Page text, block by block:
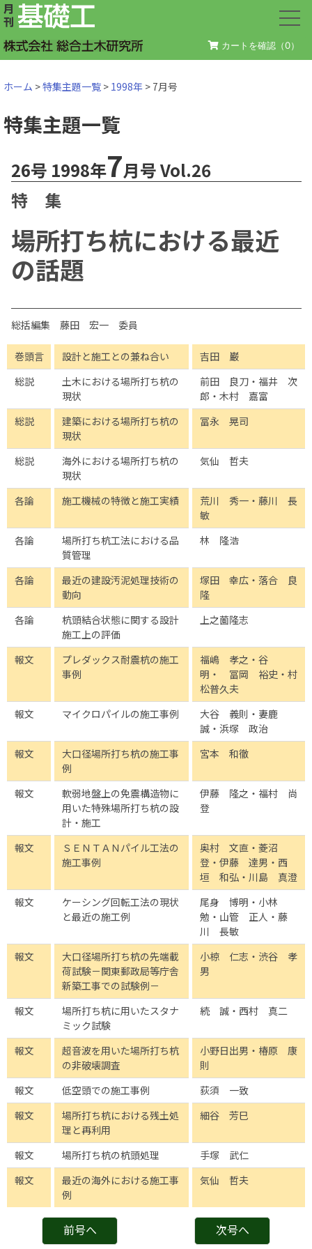
カートを確認（0）
ホーム >特集主題一覧 > 1998年 > 7月号
特集主題一覧
26号 1998年7月号 Vol.26
特 集
場所打ち杭における最近
の話題
総括編集 藤田 宏一 委員
巻頭言 設計と施工との兼ね合い
吉田 巌
総説
土木における場所打ち杭の
現状
前田 良刀・福井 次
郎・木村 嘉富
総説
建築における場所打ち杭の
現状
冨永 晃司
総説
海外における場所打ち杭の
現状
気仙 哲夫
各論 施工機械の特徴と施工実績
荒川 秀一・藤川 長
敏
各論
場所打ち杭工法における品
質管理
林 隆浩
各論
最近の建設汚泥処理技術の
動向
塚田 幸広・落合 良
隆
各論
杭頭結合状態に関する設計
施工上の評価
上之薗隆志
報文
プレダックス耐震杭の施工
事例
福嶋 孝之・谷
明・ 冨岡 裕史・村
松普久夫
報文
マイクロパイルの施工事例
大谷 義則・妻鹿
誠・浜塚 政治
報文
大口径場所打ち杭の施工事
例
宮本 和徹
報文
軟弱地盤上の免震構造物に
用いた特殊場所打ち杭の設
計・施工
伊藤 隆之・福村 尚
登
報文
ＳＥＮＴＡＮパイル工法の
施工事例
奥村 文直・菱沼
登・伊藤 達男・西
垣 和弘・川島 真澄
報文
ケーシング回転工法の現状
と最近の施工例
尾身 博明・小林
勉・山管 正人・藤
川 長敏
報文
大口径場所打ち杭の先端載
荷試験－関東郵政局等庁舎
新築工事での試験例－
小椋 仁志・渋谷 孝
男
報文
場所打ち杭に用いたスタナ
ミック試験
続 誠・西村 真二
報文
超音波を用いた場所打ち杭
の非破壊調査
小野日出男・椿原 康
則
報文
低空頭での施工事例
荻須 一致
報文
場所打ち杭における残土処
理と再利用
細谷 芳巳
報文 場所打ち杭の杭頭処理
手塚 武仁
報文
最近の海外における施工事
例
気仙 哲夫
前号へ 次号へ